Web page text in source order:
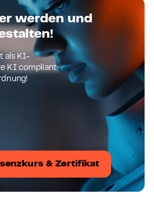
werden und
als KI-
KI compliant
& Zertifikat